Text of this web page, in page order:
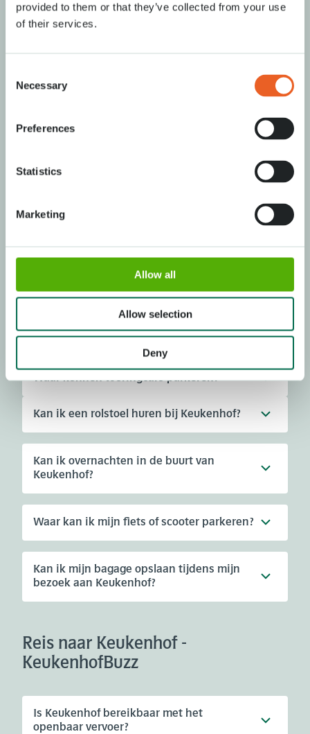
provided to them or that they’ve collected from your use
of their services.
Selection
Necessary
Preferences
Statistics
Marketing
Allow all
Allow selection
Deny
Ik ben iets verloren tijdens mijn bezoek
gevonden?
Zijn er restaurants in het park?
Zijn er oplaadpunten bij Keukenhof voor
elektrische auto's en fietsen?
Kan ik mijn camper parkeren bij
Keukenhof?
Waar kunnen touringcars parkeren?
Kan ik een rolstoel huren bij Keukenhof?
Kan ik overnachten in de buurt van
Keukenhof?
Waar kan ik mijn fiets of scooter parkeren?
Kan ik mijn bagage opslaan tijdens mijn
bezoek aan Keukenhof?
Reis naar Keukenhof -
KeukenhofBuzz
Is Keukenhof bereikbaar met het
openbaar vervoer?